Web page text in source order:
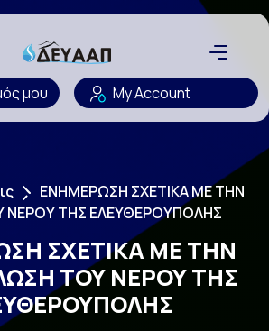
μου My Account
ΕΝΗΜΕΡΩΣΗ ΣΧΕΤΙΚΑ ΜΕ ΤΗΝ
ΝΕΡΟΥ ΤΗΣ ΕΛΕΥΘΕΡΟΥΠΟΛΗΣ
ΣΧΕΤΙΚΑ ΜΕ ΤΗΝ
ΤΟΥ ΝΕΡΟΥ ΤΗΣ